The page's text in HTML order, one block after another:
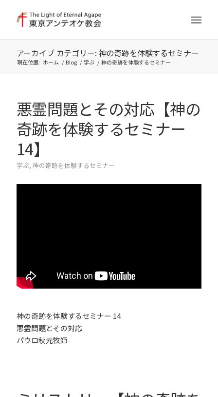
アーカイブ カテゴリー: 神の奇跡を体験するセミナー
現在位置: ホーム / Blog / 学ぶ / 神の奇跡を体験するセミナー
悪霊問題とその対応【神の
奇跡を体験するセミナー
14】
学ぶ, 神の奇跡を体験するセミナー
神の奇跡を体験するセミナー 14
悪霊問題とその対応
パウロ秋元牧師